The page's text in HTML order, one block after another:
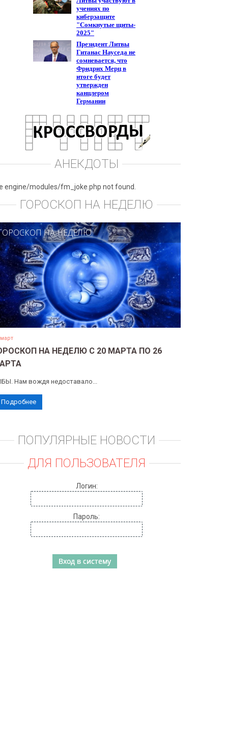
АНЕКДОТЫ
engine/modules/fm_joke.php not found.
ГОРОСКОП НА НЕДЕЛЮ
НА НЕДЕЛЮ
НА НЕДЕЛЮ С 20 МАРТА ПО 26
Нам вождя недоставало...
Подробнее
ПОПУЛЯРНЫЕ НОВОСТИ
ДЛЯ ПОЛЬЗОВАТЕЛЯ
Логин:
Пароль: